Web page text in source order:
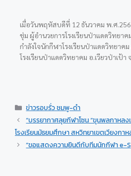
เมื่อวันพฤหัสบดีที่ 12 ธันวาคม พ.ศ
ชุ่ม ผู้อำนวยการโรงเรียนป่าแดดวิทยาค
กำลังใจนักกีฬาโรงเรียนป่าแดดวิทยา
โรงเรียนป่าแดดวิทยาคม อ.เวียวป่าเป้า
ข่าวรอบรั่ว ชมพู-ดำ
“บรรยากาศลุยกีฬาโซน “ขุนพลกาหล
โรงเรียนมัธยมศึกษา สหวิทยาเขตเวียงกาห
“ขอแสดงความยินดีกับทีมนักกีฬา e-